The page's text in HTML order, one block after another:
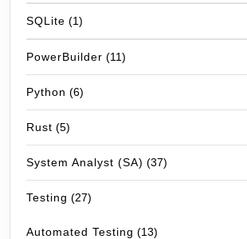
SQLite (1)
PowerBuilder (11)
Python (6)
Rust (5)
System Analyst (SA) (37)
Testing (27)
Automated Testing (13)